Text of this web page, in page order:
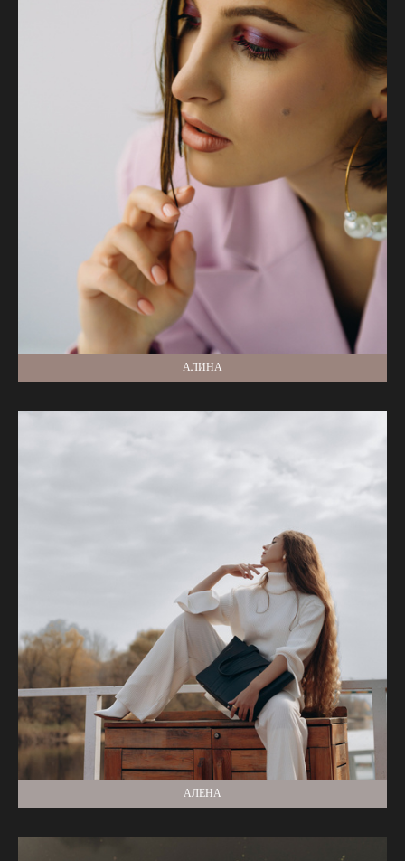
АЛИНА
АЛЕНА